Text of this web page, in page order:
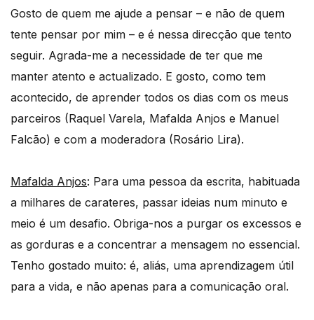
Gosto de quem me ajude a pensar – e não de quem
tente pensar por mim – e é nessa direcção que tento
seguir. Agrada-me a necessidade de ter que me
manter atento e actualizado. E gosto, como tem
acontecido, de aprender todos os dias com os meus
parceiros (Raquel Varela, Mafalda Anjos e Manuel
Falcão) e com a moderadora (Rosário Lira).
Mafalda Anjos: Para uma pessoa da escrita, habituada
a milhares de carateres, passar ideias num minuto e
meio é um desafio. Obriga-nos a purgar os excessos e
as gorduras e a concentrar a mensagem no essencial.
Tenho gostado muito: é, aliás, uma aprendizagem útil
para a vida, e não apenas para a comunicação oral.